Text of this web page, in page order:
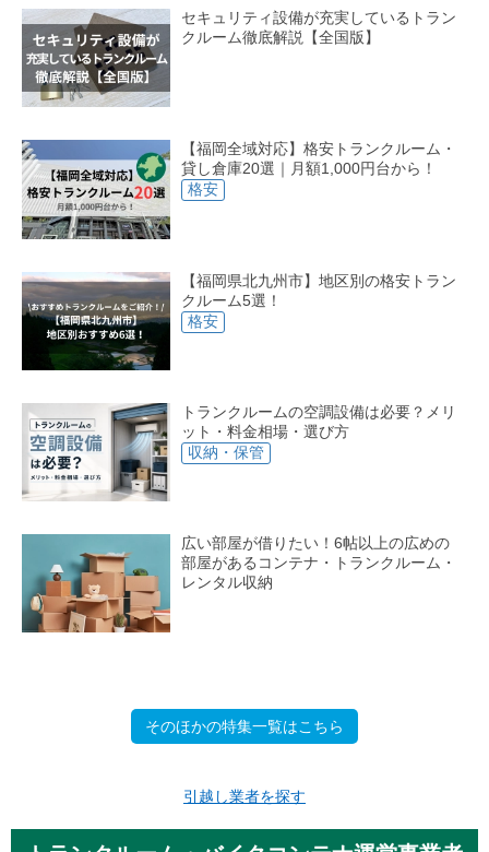
セキュリティ設備が充実しているトラン
クルーム徹底解説【全国版】
【福岡全域対応】格安トランクルーム・
貸し倉庫20選｜月額1,000円台から！
格安
【福岡県北九州市】地区別の格安トラン
クルーム5選！
格安
トランクルームの空調設備は必要？メリ
ット・料金相場・選び方
収納・保管
広い部屋が借りたい！6帖以上の広めの
部屋があるコンテナ・トランクルーム・
レンタル収納
そのほかの特集一覧はこちら
引越し業者を探す